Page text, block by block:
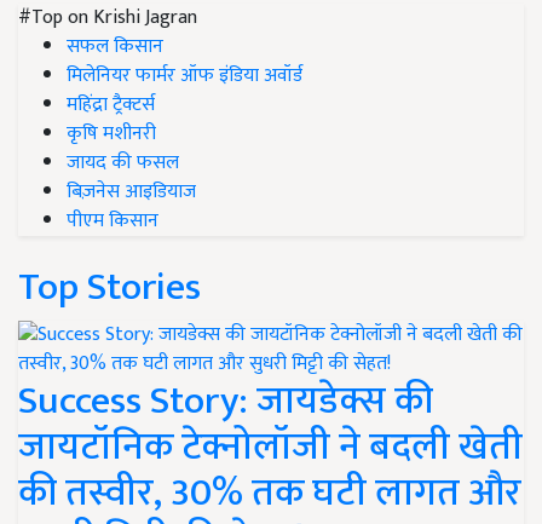
#Top on Krishi Jagran
सफल किसान
मिलेनियर फार्मर ऑफ इंडिया अवॉर्ड
महिंद्रा ट्रैक्टर्स
कृषि मशीनरी
जायद की फसल
बिज़नेस आइडियाज
पीएम किसान
Top Stories
Success Story: जायडेक्स की
जायटॉनिक टेक्नोलॉजी ने बदली खेती
की तस्वीर, 30% तक घटी लागत और